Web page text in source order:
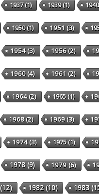
1937(1) 1939(1) 1940
1950(1) 1951 (3)
1954(3) 1956(2)
1960(4) 1961 (2)
1964(2) 1965(1)
1968(2) 1969(3)
1974(3) 1975(1)
1978(9) 1979(6)
(12) 1982(10) 1983